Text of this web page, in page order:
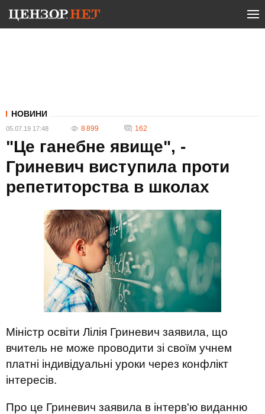
НОВИНИ
05.07.19 17:48 8 899 162
"Це ганебне явище", -
Гриневич виступила проти
репетиторства в школах
Міністр освіти Лілія Гриневич заявила, що
вчитель не може проводити зі своїм учнем
платні індивідуальні уроки через конфлікт
інтересів.
Про це Гриневич заявила в інтерв'ю виданню